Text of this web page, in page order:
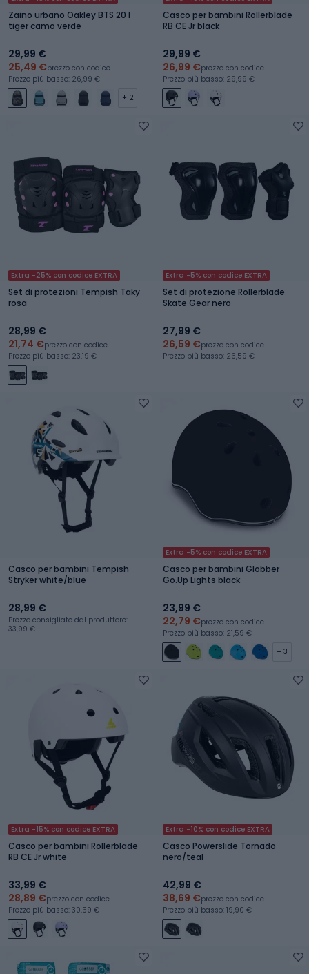
Zaino urbano Oakley BTS 20 l
tiger camo verde
29,99 €
25,49 €prezzo con codice
Prezzo più basso: 26,99 €
+ 2
Casco per bambini Rollerblade
RB CE Jr black
29,99 €
26,99 €prezzo con codice
Prezzo più basso: 29,99 €
Extra -25% con codice EXTRA
Set di protezioni Tempish Taky
rosa
28,99 €
21,74 €prezzo con codice
Prezzo più basso: 23,19 €
Extra -5% con codice EXTRA
Set di protezione Rollerblade
Skate Gear nero
27,99 €
26,59 €prezzo con codice
Prezzo più basso: 26,59 €
Casco per bambini Tempish
Stryker white/blue
28,99 €
Prezzo consigliato dal produttore:
33,99 €
Extra -5% con codice EXTRA
Casco per bambini Globber
Go.Up Lights black
23,99 €
22,79 €prezzo con codice
Prezzo più basso: 21,59 €
+ 3
Extra -15% con codice EXTRA
Casco per bambini Rollerblade
RB CE Jr white
33,99 €
28,89 €prezzo con codice
Prezzo più basso: 30,59 €
Extra -10% con codice EXTRA
Casco Powerslide Tornado
nero/teal
42,99 €
38,69 €prezzo con codice
Prezzo più basso: 19,90 €